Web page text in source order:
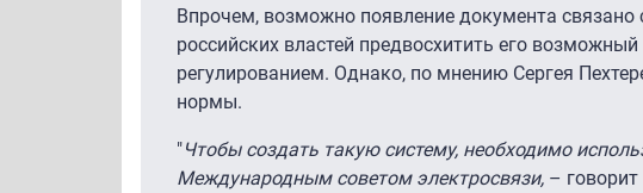
Впрочем, возможно появление документа
российских властей предвосхитить его
регулированием. Однако, по мнению Сергея
нормы.
"Чтобы создать такую систему, необходимо
Международным советом электросвязи, – говорит